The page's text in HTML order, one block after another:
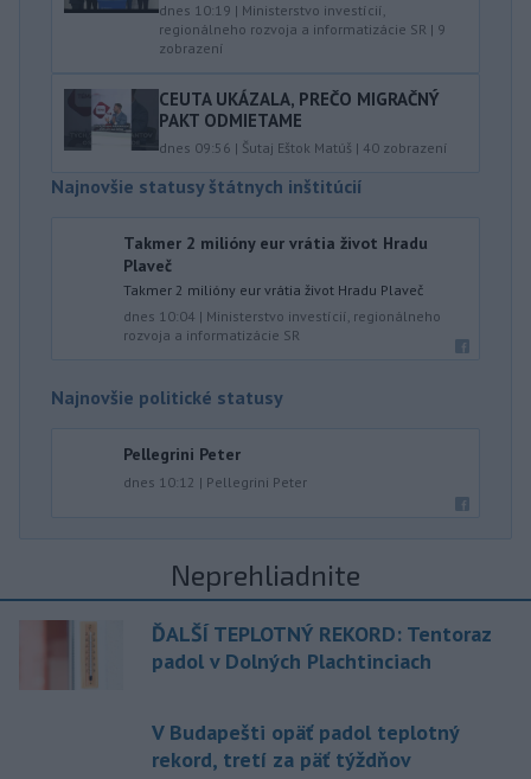
dnes 10:19 | Ministerstvo investícií,
regionálneho rozvoja a informatizácie SR | 9
zobrazení
CEUTA UKÁZALA, PREČO MIGRAČNÝ
PAKT ODMIETAME
dnes 09:56 | Šutaj Eštok Matúš | 40 zobrazení
Najnovšie statusy štátnych inštitúcií
Takmer 2 milióny eur vrátia život Hradu
Plaveč
Takmer 2 milióny eur vrátia život Hradu Plaveč
dnes 10:04 | Ministerstvo investícií, regionálneho
rozvoja a informatizácie SR
Najnovšie politické statusy
Pellegrini Peter
dnes 10:12 | Pellegrini Peter
Neprehliadnite
ĎALŠÍ TEPLOTNÝ REKORD: Tentoraz
padol v Dolných Plachtinciach
V Budapešti opäť padol teplotný
rekord, tretí za päť týždňov